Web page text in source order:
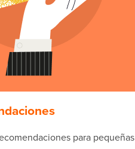
para pequeñas